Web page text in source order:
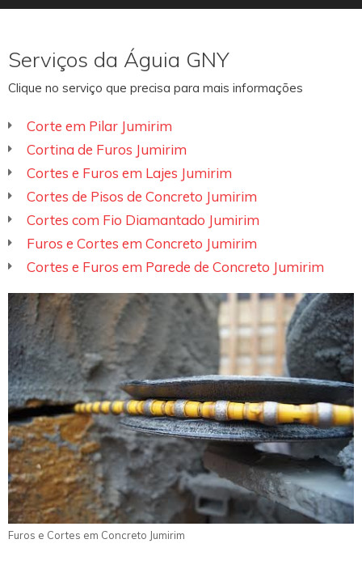
Serviços da Águia GNY
Clique no serviço que precisa para mais informações
Corte em Pilar Jumirim
Cortina de Furos Jumirim
Cortes e Furos em Lajes Jumirim
Cortes de Pisos de Concreto Jumirim
Cortes com Fio Diamantado Jumirim
Furos e Cortes em Concreto Jumirim
Cortes e Furos em Parede de Concreto Jumirim
Furos e Cortes em Concreto Jumirim